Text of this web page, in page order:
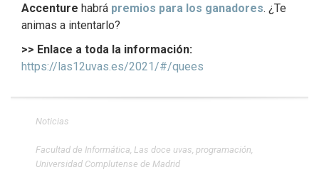
Accenture habrá premios para los ganadores. ¿Te
animas a intentarlo?
>> Enlace a toda la información:
https://las12uvas.es/2021/#/quees
Noticias
Facultad de Informática Las doce uvas programación
Universidad Complutense de Madrid